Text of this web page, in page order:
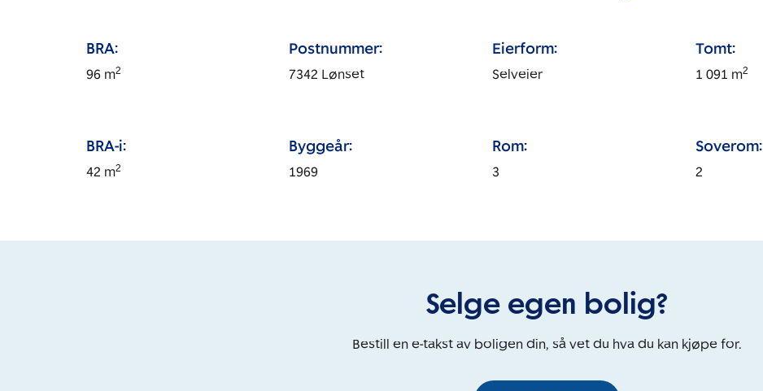
BRA:
96m2
Postnummer:
7342 Lønset
Eierform:
Selveier
Tomt:
1 091 m2
BRA-i:
42 m2
Byggeår:
1969
Rom:
3
Soverom:
2
Selge egen bolig?
Bestill en e-takst av boligen din, så vet du hva du kan kjøpe for.